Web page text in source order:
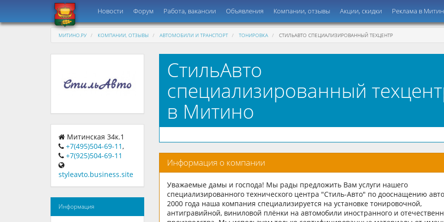
Новости Форум Работа, вакансии Объявления Компании, отзывы Акции, скидки Реклама в
МИТИНО.РУ КОМПАНИИ, ОТЗЫВЫ АВТОМОБИЛИ И ТРАНСПОРТ ТОНИРОВКА СТИЛЬАВТО СПЕЦИАЛИЗИРОВАННЫЙ ТЕХЦЕНТР
Митинская 34к.1
+7(495)504-69-11,
+7(925)504-69-11
styleavto.business.site
Информация
СтильАвто
специализированный
в Митино
Информация о компании
Уважаемые дамы и господа! Мы рады предложить Вам услуги нашего
специализированного технического центра "Стиль-Авто" по дооснащению
2000 года наша компания специализируется на установке тонировочной,
антигравийной, виниловой плёнки на автомобили иностранного и